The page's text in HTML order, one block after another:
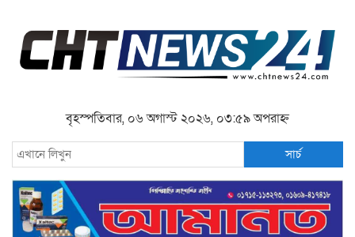
বৃহস্পতিবার, ০৬ অগাস্ট ২০২৬, ০৩:৫৯ অপরাহ্ন
সার্চ